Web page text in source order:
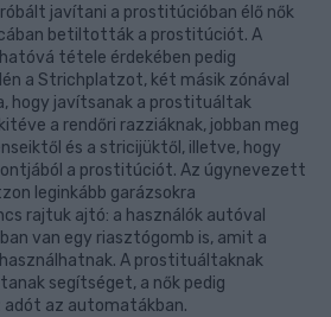
javítani a prostitúcióban élő nők
betiltották a prostitúciót. A
tétele érdekében pedig
a Strichplatzot, két másik zónával
hogy javítsanak a prostituáltak
a rendőri razziáknak, jobban meg
és a stricijüktől, illetve, hogy
a prostitúciót. Az úgynevezett
leginkább garázsokra
rajtuk ajtó: a használók autóval
van egy riasztógomb is, amit a
A prostituáltaknak
segítséget, a nők pedig
adót az automatákban.